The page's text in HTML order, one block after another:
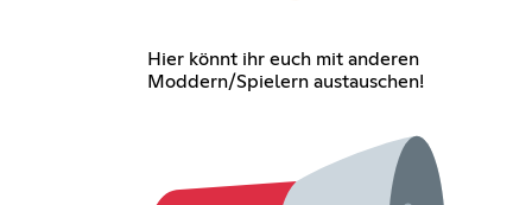
Hier könnt ihr euch mit anderen
Moddern/Spielern austauschen!